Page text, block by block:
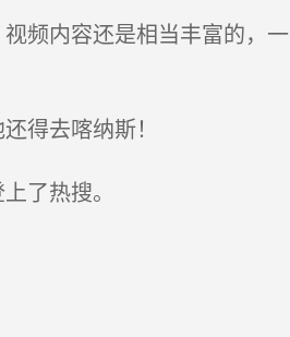
频内容还是相当丰富的，一
得去喀纳斯！
了热搜。